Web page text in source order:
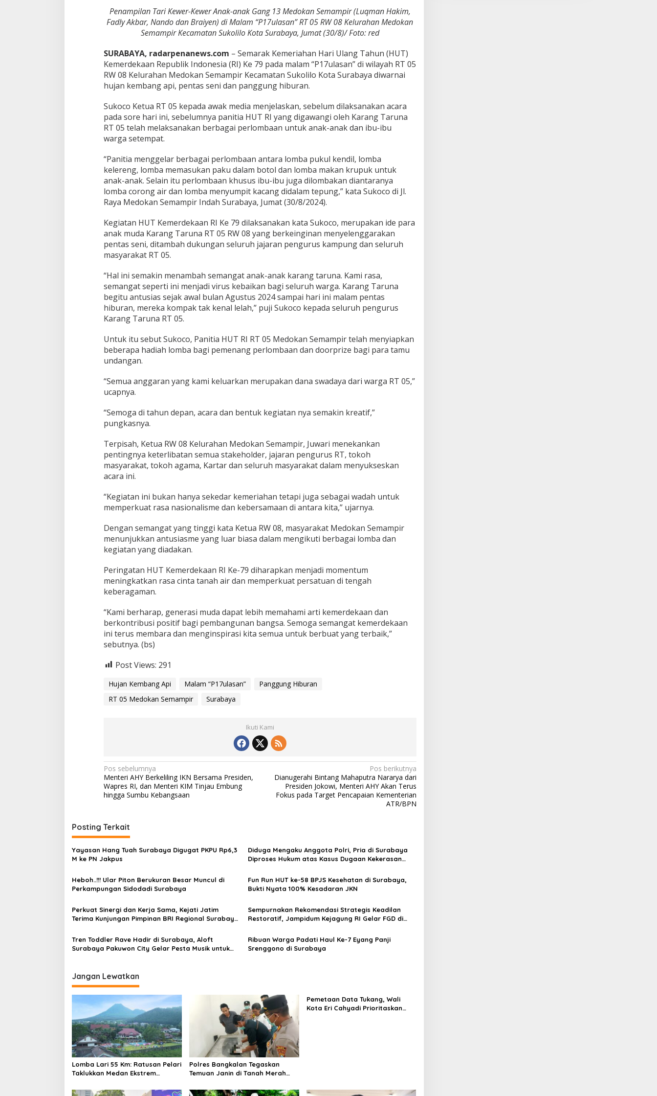
n
K
a
n
g
p
d
a
n
a
g
g
u
g
H
b
u
a
n
Penampilan Tari Kewer-Kewer Anak-anak Gang 13 Medokan Semampir (Luqman Hakim,
Fadly Akbar, Nando dan Braiyen) di Malam “P17ulasan” RT 05 RW 08 Kelurahan Medokan
Semampir Kecamatan Sukolilo Kota Surabaya, Jumat (30/8)/ Foto: red
SURABAYA, radarpenanews.com – Semarak Kemeriahan Hari Ulang Tahun (HUT)
Kemerdekaan Republik Indonesia (RI) Ke 79 pada malam “P17ulasan” di wilayah RT 05
RW 08 Kelurahan Medokan Semampir Kecamatan Sukolilo Kota Surabaya diwarnai
hujan kembang api, pentas seni dan panggung hiburan.
Sukoco Ketua RT 05 kepada awak media menjelaskan, sebelum dilaksanakan acara
pada sore hari ini, sebelumnya panitia HUT RI yang digawangi oleh Karang Taruna
RT 05 telah melaksanakan berbagai perlombaan untuk anak-anak dan ibu-ibu
warga setempat.
“Panitia menggelar berbagai perlombaan antara lomba pukul kendil, lomba
kelereng, lomba memasukan paku dalam botol dan lomba makan krupuk untuk
anak-anak. Selain itu perlombaan khusus ibu-ibu juga dilombakan diantaranya
lomba corong air dan lomba menyumpit kacang didalam tepung,” kata Sukoco di Jl.
Raya Medokan Semampir Indah Surabaya, Jumat (30/8/2024).
Kegiatan HUT Kemerdekaan RI Ke 79 dilaksanakan kata Sukoco, merupakan ide para
anak muda Karang Taruna RT 05 RW 08 yang berkeinginan menyelenggarakan
pentas seni, ditambah dukungan seluruh jajaran pengurus kampung dan seluruh
masyarakat RT 05.
“Hal ini semakin menambah semangat anak-anak karang taruna. Kami rasa,
semangat seperti ini menjadi virus kebaikan bagi seluruh warga. Karang Taruna
begitu antusias sejak awal bulan Agustus 2024 sampai hari ini malam pentas
hiburan, mereka kompak tak kenal lelah,” puji Sukoco kepada seluruh pengurus
Karang Taruna RT 05.
Untuk itu sebut Sukoco, Panitia HUT RI RT 05 Medokan Semampir telah menyiapkan
beberapa hadiah lomba bagi pemenang perlombaan dan doorprize bagi para tamu
undangan.
“Semua anggaran yang kami keluarkan merupakan dana swadaya dari warga RT 05,”
ucapnya.
“Semoga di tahun depan, acara dan bentuk kegiatan nya semakin kreatif,”
pungkasnya.
Terpisah, Ketua RW 08 Kelurahan Medokan Semampir, Juwari menekankan
pentingnya keterlibatan semua stakeholder, jajaran pengurus RT, tokoh
masyarakat, tokoh agama, Kartar dan seluruh masyarakat dalam menyukseskan
acara ini.
“Kegiatan ini bukan hanya sekedar kemeriahan tetapi juga sebagai wadah untuk
memperkuat rasa nasionalisme dan kebersamaan di antara kita,” ujarnya.
Dengan semangat yang tinggi kata Ketua RW 08, masyarakat Medokan Semampir
menunjukkan antusiasme yang luar biasa dalam mengikuti berbagai lomba dan
kegiatan yang diadakan.
Peringatan HUT Kemerdekaan RI Ke-79 diharapkan menjadi momentum
meningkatkan rasa cinta tanah air dan memperkuat persatuan di tengah
keberagaman.
“Kami berharap, generasi muda dapat lebih memahami arti kemerdekaan dan
berkontribusi positif bagi pembangunan bangsa. Semoga semangat kemerdekaan
ini terus membara dan menginspirasi kita semua untuk berbuat yang terbaik,”
sebutnya. (bs)
Post Views: 291
Hujan Kembang Api Malam “P17ulasan”
Panggung Hiburan
RT 05 Medokan Semampir
Surabaya
Ikuti Kami
N
a
v
g
a
s
p
o
s
Pos sebelumnya
Menteri AHY Berkeliling IKN Bersama Presiden,
Wapres RI, dan Menteri KIM Tinjau Embung
hingga Sumbu Kebangsaan
Pos berikutnya
Dianugerahi Bintang Mahaputra Nararya dari
Presiden Jokowi, Menteri AHY Akan Terus
Fokus pada Target Pencapaian Kementerian
ATR/BPN
Posting Terkait
Yayasan Hang Tuah Surabaya Digugat PKPU Rp6,3
M ke PN Jakpus
Diduga Mengaku Anggota Polri, Pria di Surabaya
Diproses Hukum atas Kasus Dugaan Kekerasan
Heboh..!!! Ular Piton Berukuran Besar Muncul di
Perkampungan Sidodadi Surabaya
Fun Run HUT ke-58 BPJS Kesehatan di Surabaya,
Bukti Nyata 100% Kesadaran JKN
Perkuat Sinergi dan Kerja Sama, Kejati Jatim
Terima Kunjungan Pimpinan BRI Regional Surabaya
Sempurnakan Rekomendasi Strategis Keadilan
Restoratif, Jampidum Kejagung RI Gelar FGD di
Tren Toddler Rave Hadir di Surabaya, Aloft
Surabaya Pakuwon City Gelar Pesta Musik untuk
Ribuan Warga Padati Haul Ke-7 Eyang Panji
Srenggono di Surabaya
Jangan Lewatkan
Lomba Lari 55 Km: Ratusan Pelari
Taklukkan Medan Ekstrem
Polres Bangkalan Tegaskan
Temuan Janin di Tanah Merah
Pemetaan Data Tukang, Wali
Kota Eri Cahyadi Prioritaskan